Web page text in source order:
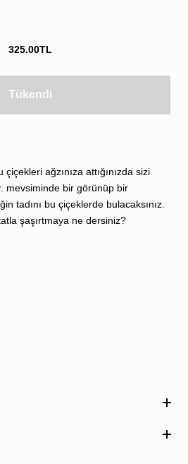
325.00TL
Tükendi
çiçekleri ağzınıza attığınızda sizi
mevsiminde bir görünüp bir
tadını bu çiçeklerde bulacaksınız.
şaşırtmaya ne dersiniz?